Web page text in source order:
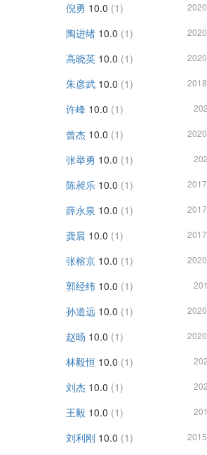
倪勇 10.0 (1) 2020
陶进绪 10.0 (1) 2020
高晓英 10.0 (1) 2020
朱彦武 10.0 (1) 2018
许峰 10.0 (1)
曾杰 10.0 (1) 2020
张举勇 10.0 (1)
陈昶乐 10.0 (1) 2017
薛永泉 10.0 (1) 2017
龚晨 10.0 (1) 2017
张榕京 10.0 (1) 2020
郭经纬 10.0 (1)
孙道远 10.0 (1) 2020
赵旸 10.0 (1) 2020
林毅恒 10.0 (1)
刘杰 10.0 (1)
王毅 10.0 (1)
刘利刚 10.0 (1) 2015